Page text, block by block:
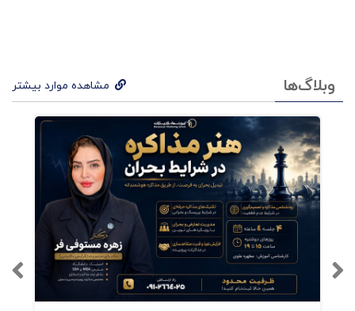
ضمیمه3. بلاکچین، اسناد گزارشگری مالی و شواهد
حسابرسی
منابع اصلی و تکمیلی ارائه شده توسط ارگان های
coso
وبلاگ‌ها مشاهده موارد بیشتر